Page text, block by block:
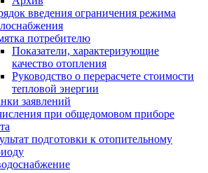
введения ограничения режима
потребителю
Показатели, характеризующие
качество отопления
Руководство о перерасчете стоимости
тепловой энергии
заявлений
при общедомовом приборе
подготовки к отопительному